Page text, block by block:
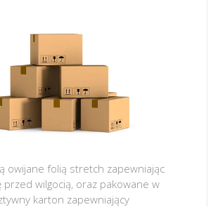
owijane folią stretch zapewniając
przed wilgocią, oraz pakowane w
karton zapewniający